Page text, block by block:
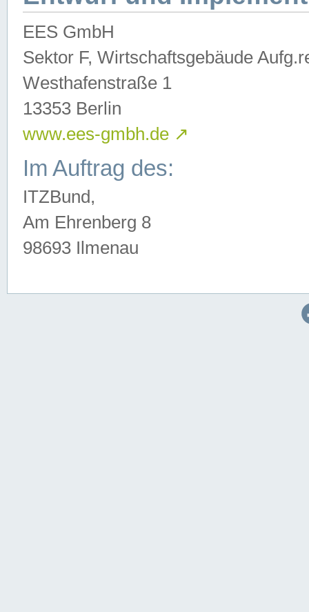
EES GmbH
Sektor F, Wirtschaftsgebäude
Westhafenstraße 1
13353 Berlin
www.ees-gmbh.de ↗
Im Auftrag des:
ITZBund,
Am Ehrenberg 8
98693 Ilmenau